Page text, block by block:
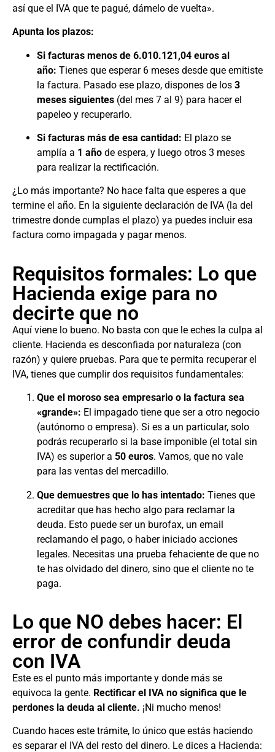
así que el IVA que te pagué, dámelo de vuelta».
Apunta los plazos:
Si facturas menos de 6.010.121,04 euros al
año: Tienes que esperar 6 meses desde que emitiste
la factura. Pasado ese plazo, dispones de los 3
meses siguientes (del mes 7 al 9) para hacer el
papeleo y recuperarlo.
Si facturas más de esa cantidad: El plazo se
amplía a 1 año de espera, y luego otros 3 meses
para realizar la rectificación.
¿Lo más importante? No hace falta que esperes a que
termine el año. En la siguiente declaración de IVA (la del
trimestre donde cumplas el plazo) ya puedes incluir esa
factura como impagada y pagar menos.
Requisitos formales: Lo que
Hacienda exige para no
decirte que no
Aquí viene lo bueno. No basta con que le eches la culpa al
cliente. Hacienda es desconfiada por naturaleza (con
razón) y quiere pruebas. Para que te permita recuperar el
IVA, tienes que cumplir dos requisitos fundamentales:
Que el moroso sea empresario o la factura sea
«grande»: El impagado tiene que ser a otro negocio
(autónomo o empresa). Si es a un particular, solo
podrás recuperarlo si la base imponible (el total sin
IVA) es superior a 50 euros. Vamos, que no vale
para las ventas del mercadillo.
Que demuestres que lo has intentado: Tienes que
acreditar que has hecho algo para reclamar la
deuda. Esto puede ser un burofax, un email
reclamando el pago, o haber iniciado acciones
legales. Necesitas una prueba fehaciente de que no
te has olvidado del dinero, sino que el cliente no te
paga.
Lo que NO debes hacer: El
error de confundir deuda
con IVA
Este es el punto más importante y donde más se
equivoca la gente. Rectificar el IVA no significa que le
perdones la deuda al cliente. ¡Ni mucho menos!
Cuando haces este trámite, lo único que estás haciendo
es separar el IVA del resto del dinero. Le dices a Hacienda: